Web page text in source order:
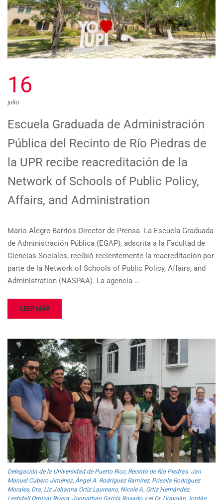
16
julio
Escuela Graduada de Administración
Pública del Recinto de Río Piedras de
la UPR recibe reacreditación de la
Network of Schools of Public Policy,
Affairs, and Administration
Mario Alegre Barrios Director de Prensa La Escuela Graduada
de Administración Pública (EGAP), adscrita a la Facultad de
Ciencias Sociales, recibió recientemente la reacreditación por
parte de la Network of Schools of Public Policy, Affairs, and
Administration (NASPAA). La agencia …
LEER MÁS
Delegación de la Universidad de Puerto Rico, Recinto de Río Piedras. Jan
Manuel Cubero Jiménez, Ángel A. Rodríguez Ramírez, Priscila Rodríguez
Morales, Dra. Liz Johanna Ortiz Laureano, Nicole A. Ortiz Hernández,
Leshdalí Ortúzar Rivera, Jonnathan García Rosado y el Dr. Urayoán Jordán